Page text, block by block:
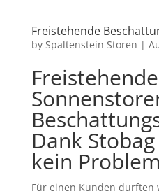
Freistehende
by Spaltenstein Storen |
Freistehende
Dank
kein Problem
Für einen Kunden durften